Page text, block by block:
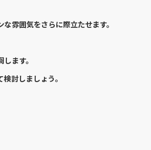
雰囲気をさらに際立たせます。
ます。
討しましょう。